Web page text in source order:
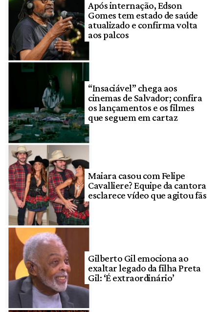
Após internação, Edson
Gomes tem estado de saúde
atualizado e confirma volta
aos palcos
“Insaciável” chega aos
cinemas de Salvador; confira
os lançamentos e os filmes
que seguem em cartaz
Maiara casou com Felipe
Cavalliere? Equipe da cantora
esclarece vídeo que agitou fãs
Gilberto Gil emociona ao
exaltar legado da filha Preta
Gil: ‘É extraordinário’